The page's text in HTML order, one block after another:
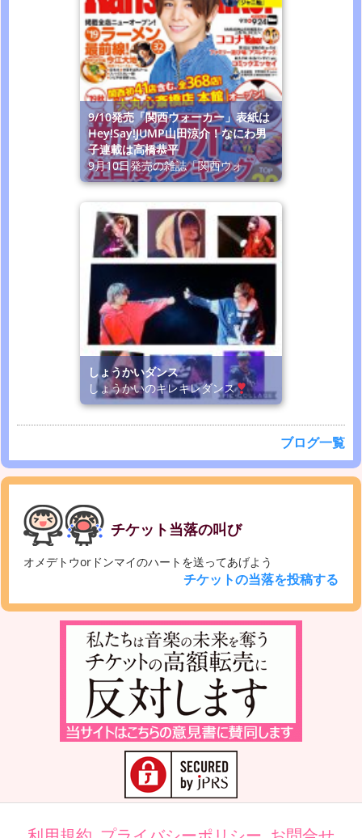
9/10発売「関西ウォーカー」表紙は
Hey!Say!JUMP山田涼介！なにわ男
子連載は高橋恭平
9月10日発売の雑誌「関西ウォ
しょうかいダンス
しょうかいのキレキレダンス
ブログ一覧
チケット当落の叫び
オメデトウorドンマイのハートを送ってあげよう
チケットの当落を投稿する